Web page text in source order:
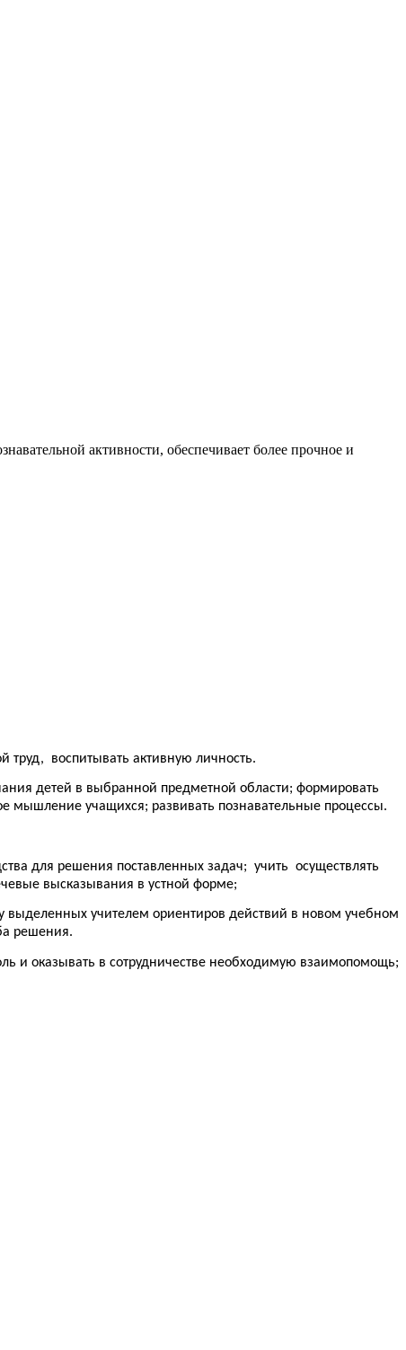
активности, обеспечивает более прочное и
труд, воспитывать активную личность.
детей в выбранной предметной области; формировать
мышление учащихся; развивать познавательные процессы.
для решения поставленных задач; учить осуществлять
высказывания в устной форме;
выделенных учителем ориентиров действий в новом учебном
решения.
и оказывать в сотрудничестве необходимую взаимопомощь;